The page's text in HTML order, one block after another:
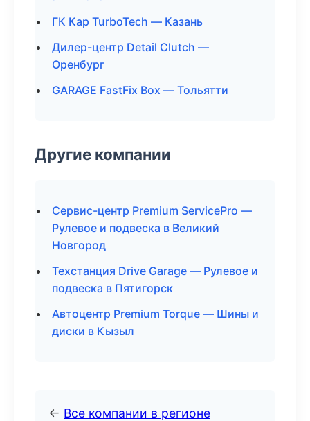
ГК Кар TurboTech — Казань
Дилер-центр Detail Clutch —
Оренбург
GARAGE FastFix Box — Тольятти
Другие компании
Сервис-центр Premium ServicePro —
Рулевое и подвеска в Великий
Новгород
Техстанция Drive Garage — Рулевое и
подвеска в Пятигорск
Автоцентр Premium Torque — Шины и
диски в Кызыл
← Все компании в регионе